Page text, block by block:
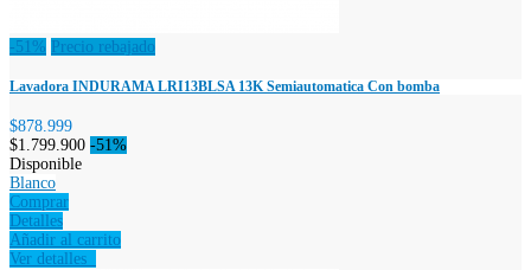
-51% Precio rebajado
Lavadora INDURAMA LRI13BLSA 13K Semiautomatica Con bomba
$878.999
$1.799.900 -51%
Disponible
Blanco
Comprar
Detalles
Añadir al carrito
Ver detalles